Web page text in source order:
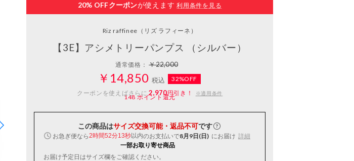
20% OFFクーポンが使えます 利用条件を見る
Riz raffinee （リズ ラフィーネ）
【3E】アシメトリーパンプス （シルバー）
通常価格：￥22,000
￥14,850 税込
32%OFF
クーポンを使えばさらに2,970円引き！ ※適用条件
148ポイント還元
この商品はサイズ交換可能・返品不可です
お急ぎ便なら2時間52分12秒以内のお支払いで8月9日(日) にお届け 詳細
一部お取り寄せ商品
お届け予定日はサイズ欄をご確認ください。